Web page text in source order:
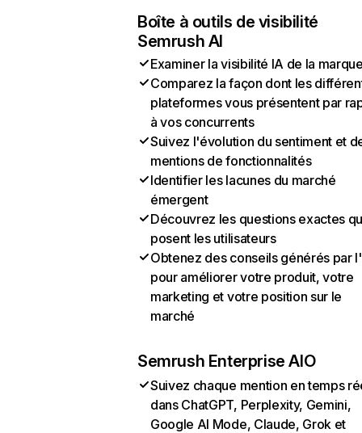
Boîte à outils de visibilité
Semrush AI
Examiner la visibilité IA de la
Comparez la façon dont les
plateformes vous présentent par
à vos concurrents
Suivez l'évolution du sentiment et
mentions de fonctionnalités
Identifier les lacunes du marché
émergent
Découvrez les questions exactes
posent les utilisateurs
Obtenez des conseils générés par
pour améliorer votre produit, votre
marketing et votre position sur le
marché
Semrush Enterprise AIO
Suivez chaque mention en temps
dans ChatGPT, Perplexity, Gemini,
Google AI Mode, Claude, Grok et